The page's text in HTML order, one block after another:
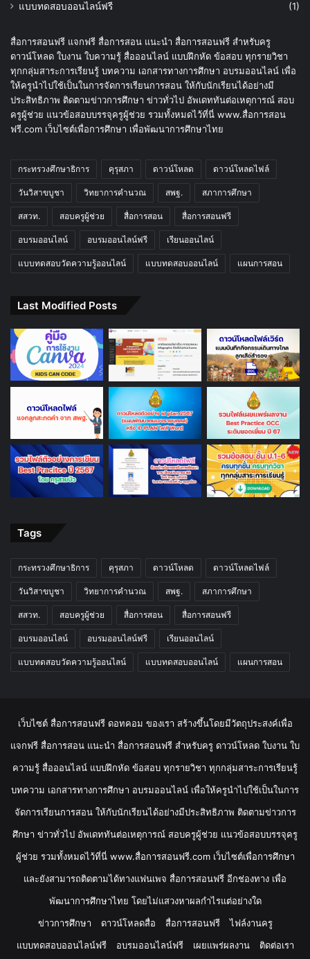
แบบทดสอบออนไลน์ฟรี
(1)
สื่อการสอนฟรี แจกฟรี สื่อการสอน แนะนำ สื่อการสอนฟรี สำหรับครู
ดาวน์โหลด ใบงาน ใบความรู้ สื่อออนไลน์ แบบฝึกหัด ข้อสอบ ทุกรายวิชา
ทุกกลุ่มสาระการเรียนรู้ บทความ เอกสารทางการศึกษา อบรมออนไลน์ เพื่อ
ให้ครูนำไปใช้เป็นในการจัดการเรียนการสอน ให้กับนักเรียนได้อย่างมี
ประสิทธิภาพ ติดตามข่าวการศึกษา ข่าวทั่วไป อัพเดททันต่อเหตุการณ์ สอบ
ครูผู้ช่วย แนวข้อสอบบรรจุครูผู้ช่วย รวมทั้งหมดไว้ที่นี่ www.สื่อการสอน
ฟรี.com เว็บไซต์เพื่อการศึกษา เพื่อพัฒนาการศึกษาไทย
กระทรวงศึกษาธิการ คุรุสภา ดาวน์โหลด ดาวน์โหลดไฟล์
วันวิสาขบูชา วิทยาการคำนวณ สพฐ. สภาการศึกษา
สสวท. สอบครูผู้ช่วย สื่อการสอน สื่อการสอนฟรี
อบรมออนไลน์ อบรมออนไลน์ฟรี เรียนออนไลน์
แบบทดสอบวัดความรู้ออนไลน์ แบบทดสอบออนไลน์ แผนการสอน
Last Modified Posts
Tags
กระทรวงศึกษาธิการ คุรุสภา ดาวน์โหลด ดาวน์โหลดไฟล์
วันวิสาขบูชา วิทยาการคำนวณ สพฐ. สภาการศึกษา
สสวท. สอบครูผู้ช่วย สื่อการสอน สื่อการสอนฟรี
อบรมออนไลน์ อบรมออนไลน์ฟรี เรียนออนไลน์
แบบทดสอบวัดความรู้ออนไลน์ แบบทดสอบออนไลน์ แผนการสอน
เว็บไซต์ สื่อการสอนฟรี ดอทคอม ของเรา สร้างขึ้นโดยมีวัตถุประสงค์เพื่อ
แจกฟรี สื่อการสอน แนะนำ สื่อการสอนฟรี สำหรับครู ดาวน์โหลด ใบงาน ใบ
ความรู้ สื่อออนไลน์ แบบฝึกหัด ข้อสอบ ทุกรายวิชา ทุกกลุ่มสาระการเรียนรู้
บทความ เอกสารทางการศึกษา อบรมออนไลน์ เพื่อให้ครูนำไปใช้เป็นในการ
จัดการเรียนการสอน ให้กับนักเรียนได้อย่างมีประสิทธิภาพ ติดตามข่าวการ
ศึกษา ข่าวทั่วไป อัพเดททันต่อเหตุการณ์ สอบครูผู้ช่วย แนวข้อสอบบรรจุครู
ผู้ช่วย รวมทั้งหมดไว้ที่นี่ www.สื่อการสอนฟรี.com เว็บไซต์เพื่อการศึกษา
และยังสามารถติดตามได้ทางแฟนเพจ สื่อการสอนฟรี อีกช่องทาง เพื่อ
พัฒนาการศึกษาไทย โดยไม่แสวงหาผลกำไรแต่อย่างใด
ข่าวการศึกษา
ดาวน์โหลดสื่อ สื่อการสอนฟรี
ไฟล์งานครู
แบบทดสอบออนไลน์ฟรี
อบรมออนไลน์ฟรี เผยแพร่ผลงาน ติดต่อเรา